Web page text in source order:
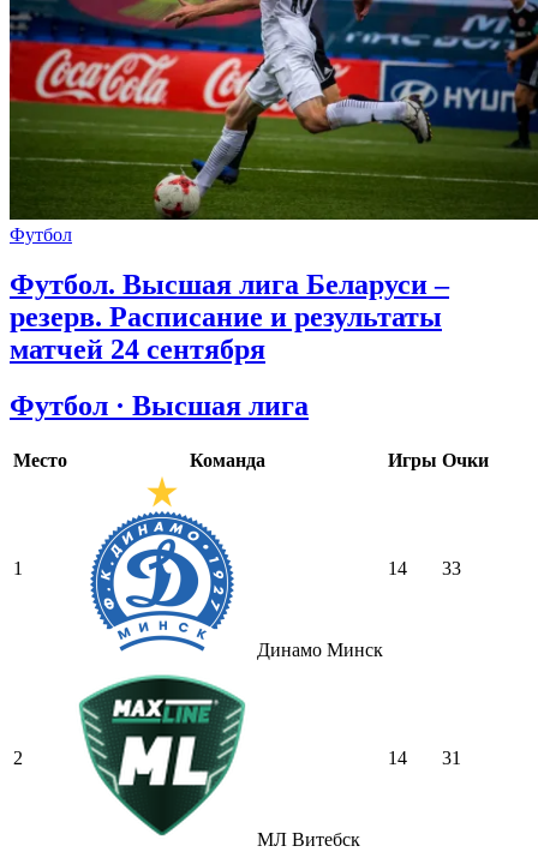
Футбол
Футбол. Высшая лига Беларуси –
резерв. Расписание и результаты
матчей 24 сентября
Футбол · Высшая лига
Место Команда Игры Очки
1
Динамо Минск
14 33
2
МЛ Витебск
14 31